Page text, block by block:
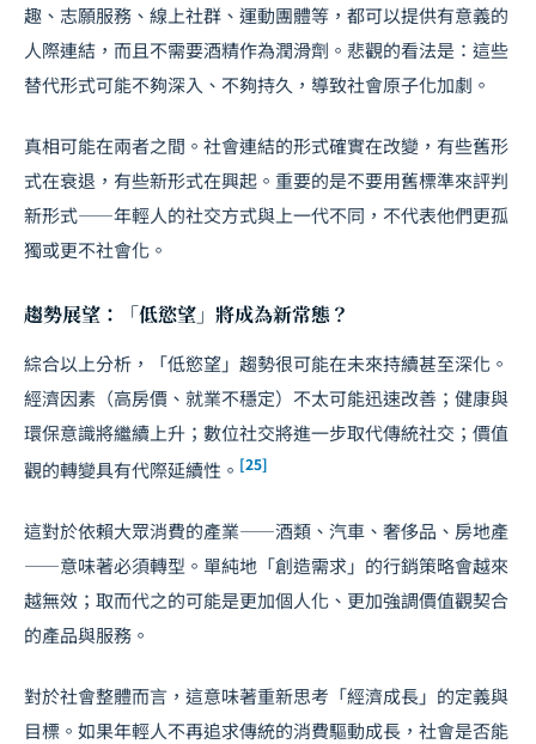
趣、志願服務、線上社群、運動團體等，都可以提供有意義的
人際連結，而且不需要酒精作為潤滑劑。悲觀的看法是：這些
替代形式可能不夠深入、不夠持久，導致社會原子化加劇。
真相可能在兩者之間。社會連結的形式確實在改變，有些舊形
式在衰退，有些新形式在興起。重要的是不要用舊標準來評判
新形式——年輕人的社交方式與上一代不同，不代表他們更孤
獨或更不社會化。
趨勢展望：「低慾望」將成為新常態？
綜合以上分析，「低慾望」趨勢很可能在未來持續甚至深化。
經濟因素（高房價、就業不穩定）不太可能迅速改善；健康與
環保意識將繼續上升；數位社交將進一步取代傳統社交；價值
觀的轉變具有代際延續性。 [25]
這對於依賴大眾消費的產業——酒類、汽車、奢侈品、房地產
——意味著必須轉型。單純地「創造需求」的行銷策略會越來
越無效；取而代之的可能是更加個人化、更加強調價值觀契合
的產品與服務。
對於社會整體而言，這意味著重新思考「經濟成長」的定義與
目標。如果年輕人不再追求傳統的消費驅動成長，社會是否能